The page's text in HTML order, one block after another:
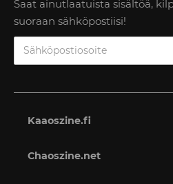
Saat ainutlaatuista sisältöä,
suoraan sähköpostiisi!
Kaaoszine.fi
Chaoszine.net